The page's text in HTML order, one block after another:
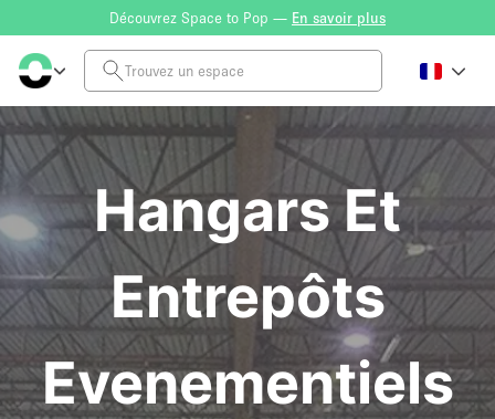
Découvrez Space to Pop — En savoir plus
Hangars Et
Entrepôts
Evenementiels